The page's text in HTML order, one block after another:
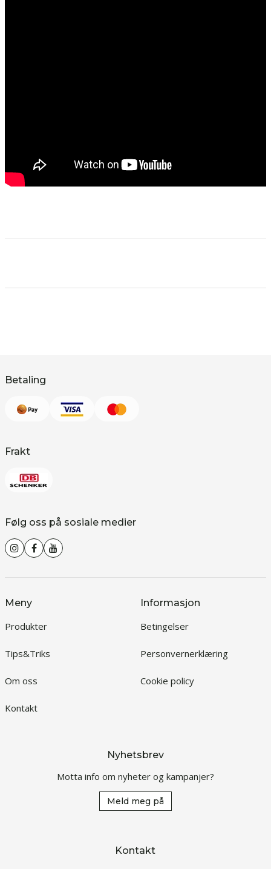
Betaling
Frakt
Følg oss på sosiale medier
Meny
Produkter
Tips&Triks
Om oss
Kontakt
Informasjon
Betingelser
Personvernerklæring
Cookie policy
Nyhetsbrev
Motta info om nyheter og kampanjer?
Meld meg på
Kontakt